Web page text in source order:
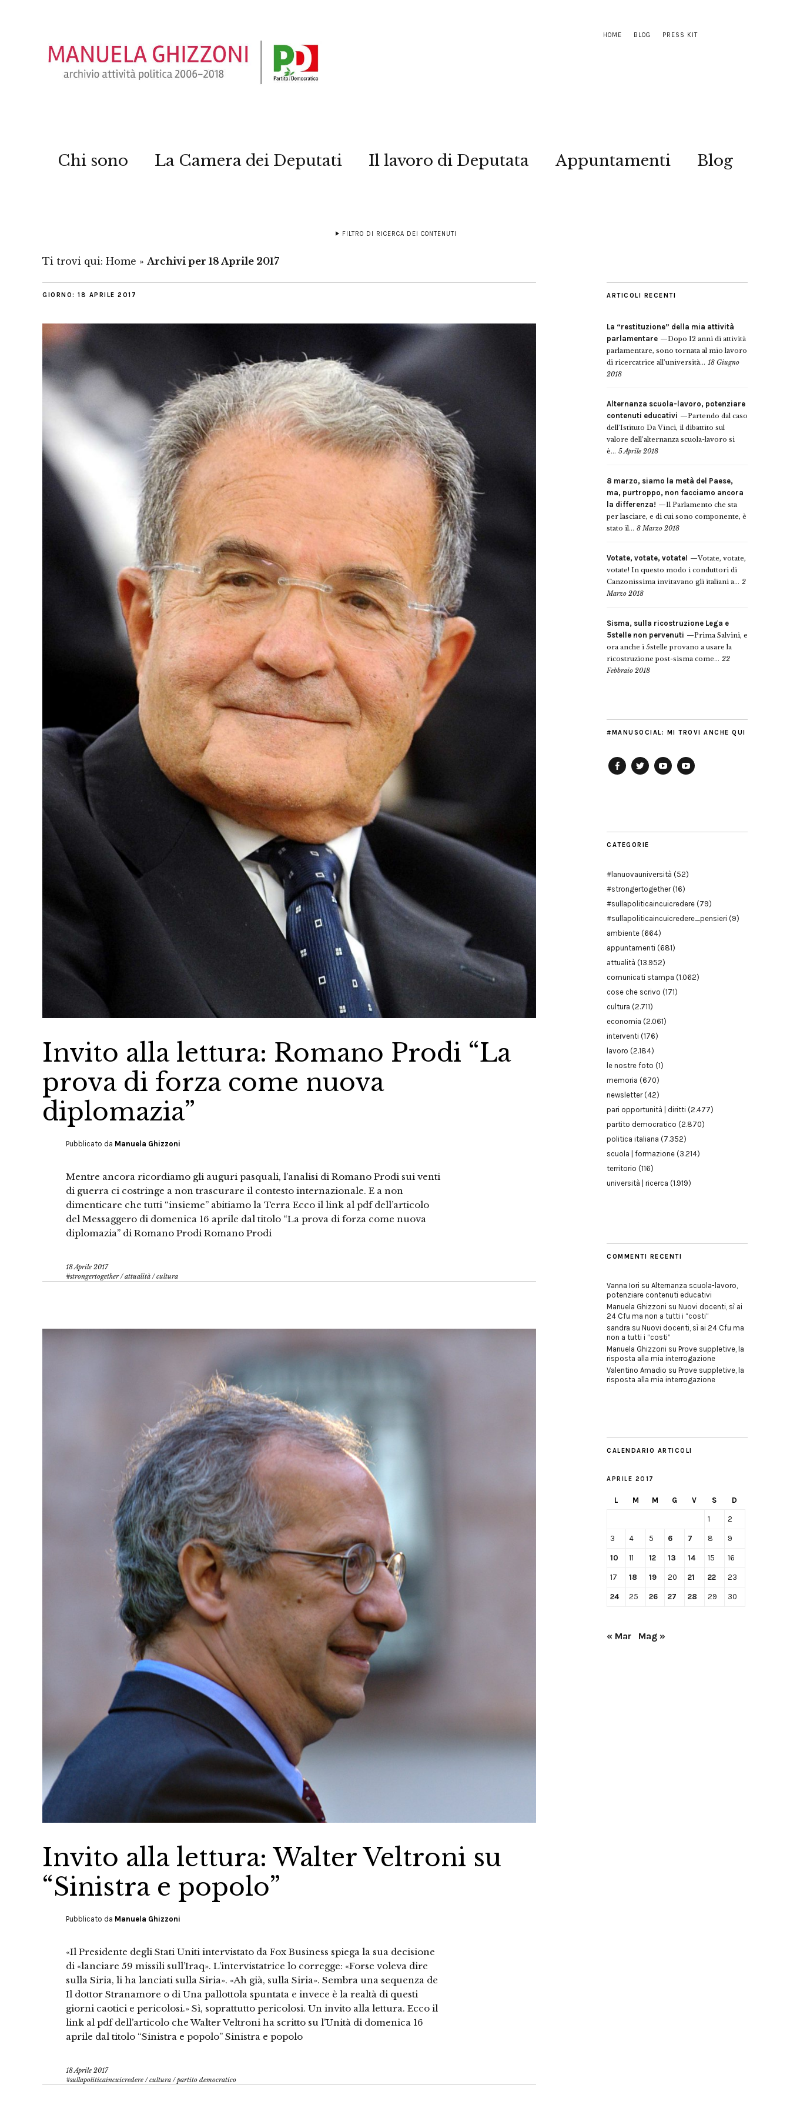
HOME BLOG PRESS KIT
Chi sono La Camera dei Deputati Il lavoro di Deputata Appuntamenti Blog
FILTRO DI RICERCA DEI CONTENUTI
Ti trovi qui: Home » Archivi per 18 Aprile 2017
GIORNO: 18 APRILE 2017
Invito alla lettura: Romano Prodi “La
prova di forza come nuova
diplomazia”
Pubblicato da Manuela Ghizzoni
Mentre ancora ricordiamo gli auguri pasquali, l’analisi di Romano Prodi sui venti
di guerra ci costringe a non trascurare il contesto internazionale. E a non
dimenticare che tutti “insieme” abitiamo la Terra Ecco il link al pdf dell’articolo
del Messaggero di domenica 16 aprile dal titolo “La prova di forza come nuova
diplomazia” di Romano Prodi Romano Prodi
18 Aprile 2017
#strongertogether/attualità /cultura
Invito alla lettura: Walter Veltroni su
“Sinistra e popolo”
Pubblicato da Manuela Ghizzoni
«Il Presidente degli Stati Uniti intervistato da Fox Business spiega la sua decisione
di «lanciare 59 missili sull’Iraq». L’intervistatrice lo corregge: «Forse voleva dire
sulla Siria, li ha lanciati sulla Siria». «Ah già, sulla Siria». Sembra una sequenza de
Il dottor Stranamore o di Una pallottola spuntata e invece è la realtà di questi
giorni caotici e pericolosi.» Sì, soprattutto pericolosi. Un invito alla lettura. Ecco il
link al pdf dell’articolo che Walter Veltroni ha scritto su l’Unità di domenica 16
aprile dal titolo “Sinistra e popolo” Sinistra e popolo
18 Aprile 2017
#sullapoliticaincuicredere /cultura /partito democratico
ARTICOLI RECENTI
La “restituzione” della mia attività
parlamentare
Dopo 12 anni di attività
parlamentare, sono tornata al mio lavoro
di ricercatrice all’università... 18 Giugno
2018
Alternanza scuola-lavoro, potenziare
contenuti educativi
Partendo dal caso
dell’Istituto Da Vinci, il dibattito sul
valore dell’alternanza scuola-lavoro si
è... 5 Aprile 2018
8 marzo, siamo la metà del Paese,
ma, purtroppo, non facciamo ancora
la differenza!
Il Parlamento che sta
per lasciare, e di cui sono componente, è
stato il... 8 Marzo 2018
Votate, votate, votate!
Votate, votate,
votate! In questo modo i conduttori di
Canzonissima invitavano gli italiani a... 2
Marzo 2018
Sisma, sulla ricostruzione Lega e
5stelle non pervenuti
Prima Salvini, e
ora anche i 5stelle provano a usare la
ricostruzione post-sisma come... 22
Febbraio 2018
#MANUSOCIAL: MI TROVI ANCHE QUI
CATEGORIE
#lanuovauniversità (52)
#strongertogether(16)
#sullapoliticaincuicredere (79)
#sullapoliticaincuicredere_pensieri (9)
ambiente (664)
appuntamenti (681)
attualità (13.952)
comunicati stampa (1.062)
cose che scrivo (171)
cultura (2.711)
economia (2.061)
interventi (176)
lavoro (2.184)
le nostre foto (1)
memoria (670)
newsletter(42)
pari opportunità | diritti (2.477)
partito democratico (2.870)
politica italiana (7.352)
scuola | formazione (3.214)
territorio (116)
università | ricerca (1.919)
COMMENTI RECENTI
Vanna Iori su Alternanza scuola-lavoro,
potenziare contenuti educativi
Manuela Ghizzoni su Nuovi docenti, sì ai
24 Cfu ma non a tutti i “costi”
sandra su Nuovi docenti, sì ai 24 Cfu ma
non a tutti i “costi”
Manuela Ghizzoni su Prove suppletive, la
risposta alla mia interrogazione
Valentino Amadio su Prove suppletive, la
risposta alla mia interrogazione
CALENDARIO ARTICOLI
APRILE 2017
L M M G V S D
1 2
3 4 5 6 7 8 9
10 11 12 13 14 15 16
17 18 19 20 21 22 23
24 25 26 27 28 29 30
« Mar Mag »